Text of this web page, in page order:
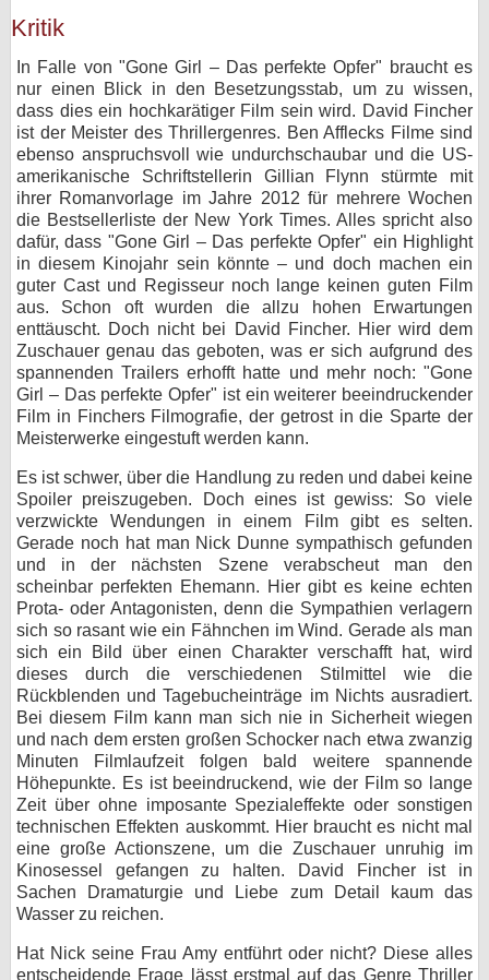
Kritik
In Falle von "Gone Girl – Das perfekte Opfer" braucht es
nur einen Blick in den Besetzungsstab, um zu wissen,
dass dies ein hochkarätiger Film sein wird. David Fincher
ist der Meister des Thrillergenres. Ben Afflecks Filme sind
ebenso anspruchsvoll wie undurchschaubar und die US-
amerikanische Schriftstellerin Gillian Flynn stürmte mit
ihrer Romanvorlage im Jahre 2012 für mehrere Wochen
die Bestsellerliste der New York Times. Alles spricht also
dafür, dass "Gone Girl – Das perfekte Opfer" ein Highlight
in diesem Kinojahr sein könnte – und doch machen ein
guter Cast und Regisseur noch lange keinen guten Film
aus. Schon oft wurden die allzu hohen Erwartungen
enttäuscht. Doch nicht bei David Fincher. Hier wird dem
Zuschauer genau das geboten, was er sich aufgrund des
spannenden Trailers erhofft hatte und mehr noch: "Gone
Girl – Das perfekte Opfer" ist ein weiterer beeindruckender
Film in Finchers Filmografie, der getrost in die Sparte der
Meisterwerke eingestuft werden kann.
Es ist schwer, über die Handlung zu reden und dabei keine
Spoiler preiszugeben. Doch eines ist gewiss: So viele
verzwickte Wendungen in einem Film gibt es selten.
Gerade noch hat man Nick Dunne sympathisch gefunden
und in der nächsten Szene verabscheut man den
scheinbar perfekten Ehemann. Hier gibt es keine echten
Prota- oder Antagonisten, denn die Sympathien verlagern
sich so rasant wie ein Fähnchen im Wind. Gerade als man
sich ein Bild über einen Charakter verschafft hat, wird
dieses durch die verschiedenen Stilmittel wie die
Rückblenden und Tagebucheinträge im Nichts ausradiert.
Bei diesem Film kann man sich nie in Sicherheit wiegen
und nach dem ersten großen Schocker nach etwa zwanzig
Minuten Filmlaufzeit folgen bald weitere spannende
Höhepunkte. Es ist beeindruckend, wie der Film so lange
Zeit über ohne imposante Spezialeffekte oder sonstigen
technischen Effekten auskommt. Hier braucht es nicht mal
eine große Actionszene, um die Zuschauer unruhig im
Kinosessel gefangen zu halten. David Fincher ist in
Sachen Dramaturgie und Liebe zum Detail kaum das
Wasser zu reichen.
Hat Nick seine Frau Amy entführt oder nicht? Diese alles
entscheidende Frage lässt erstmal auf das Genre Thriller